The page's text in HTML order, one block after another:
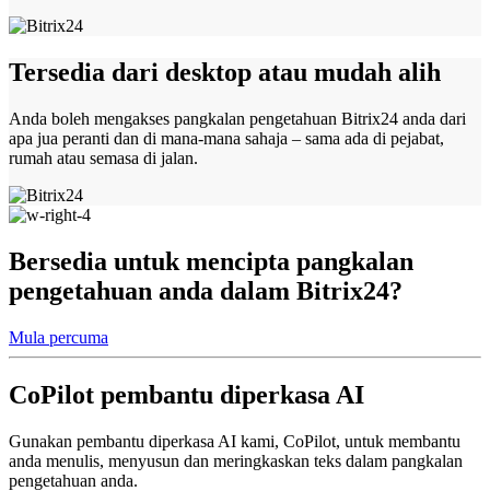
Tersedia dari desktop atau mudah alih
Anda boleh mengakses pangkalan pengetahuan Bitrix24 anda dari
apa jua peranti dan di mana-mana sahaja – sama ada di pejabat,
rumah atau semasa di jalan.
Bersedia untuk mencipta pangkalan
pengetahuan anda dalam Bitrix24?
Mula percuma
CoPilot pembantu diperkasa AI
Gunakan pembantu diperkasa AI kami, CoPilot, untuk membantu
anda menulis, menyusun dan meringkaskan teks dalam pangkalan
pengetahuan anda.